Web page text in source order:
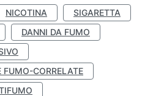
NICOTINA
SIGARETTA
DANNI DA FUMO
FUMO-CORRELATE